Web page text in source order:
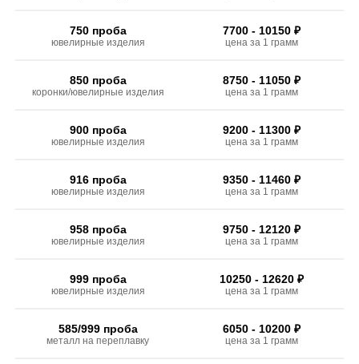
750 проба
ювелирные изделия
7700 - 10150 ₽
цена за 1 грамм
850 проба
коронки/ювелирные изделия
8750 - 11050 ₽
цена за 1 грамм
900 проба
ювелирные изделия
9200 - 11300 ₽
цена за 1 грамм
916 проба
ювелирные изделия
9350 - 11460 ₽
цена за 1 грамм
958 проба
ювелирные изделия
9750 - 12120 ₽
цена за 1 грамм
999 проба
ювелирные изделия
10250 - 12620 ₽
цена за 1 грамм
585/999 проба
металл на переплавку
6050 - 10200 ₽
цена за 1 грамм